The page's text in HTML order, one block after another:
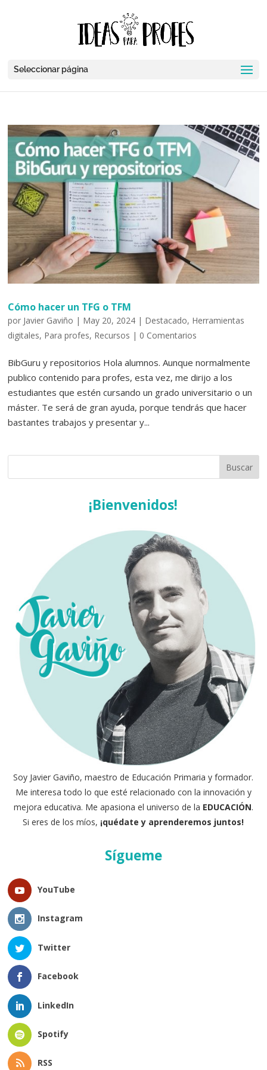
Seleccionar página
Cómo hacer un TFG o TFM
por Javier Gaviño | May 20, 2024 | Destacado, Herramientas
digitales, Para profes, Recursos | 0 Comentarios
BibGuru y repositorios Hola alumnos. Aunque normalmente
publico contenido para profes, esta vez, me dirijo a los
estudiantes que estén cursando un grado universitario o un
máster. Te será de gran ayuda, porque tendrás que hacer
bastantes trabajos y presentar y...
¡Bienvenidos!
Soy Javier Gaviño, maestro de Educación Primaria y formador.
Me interesa todo lo que esté relacionado con la innovación y
mejora educativa. Me apasiona el universo de la EDUCACIÓN.
Si eres de los míos, ¡quédate y aprenderemos juntos!
Sígueme
YouTube
Instagram
Twitter
Facebook
LinkedIn
Spotify
RSS